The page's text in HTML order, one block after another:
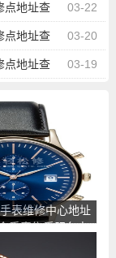
03-22
点地址查
03-20
点地址查
03-19
点地址查
表维修中心地址
手表售后服务点